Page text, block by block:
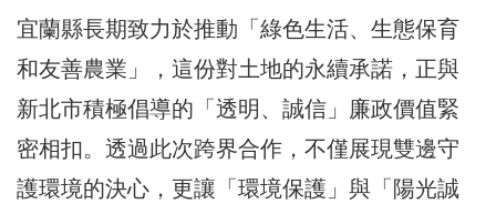
宜蘭縣長期致力於推動「綠色生活、生態保育
和友善農業」，這份對土地的永續承諾，正與
新北市積極倡導的「透明、誠信」廉政價值緊
密相扣。透過此次跨界合作，不僅展現雙邊守
護環境的決心，更讓「環境保護」與「陽光誠